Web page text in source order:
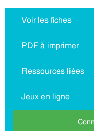
Voir les fiches
PDF à imprimer
Ressources liées
Jeux en ligne